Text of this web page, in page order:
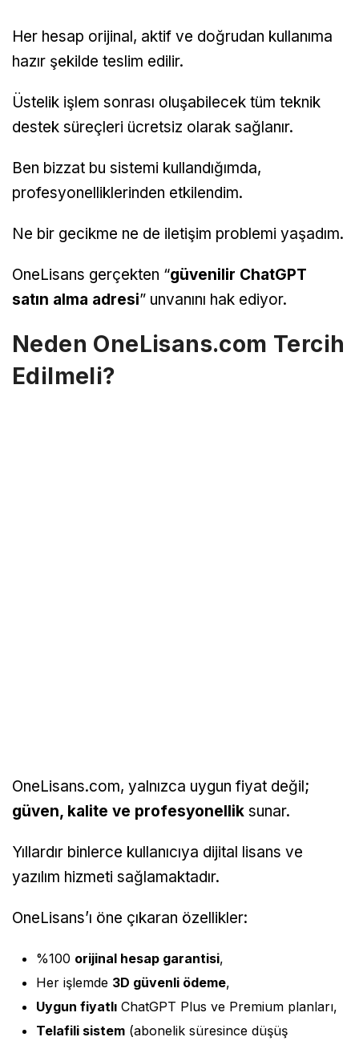
Her hesap orijinal, aktif ve doğrudan kullanıma
hazır şekilde teslim edilir.
Üstelik işlem sonrası oluşabilecek tüm teknik
destek süreçleri ücretsiz olarak sağlanır.
Ben bizzat bu sistemi kullandığımda,
profesyonelliklerinden etkilendim.
Ne bir gecikme ne de iletişim problemi yaşadım.
OneLisans gerçekten “güvenilir ChatGPT
satın alma adresi” unvanını hak ediyor.
Neden OneLisans.com Tercih
Edilmeli?
OneLisans.com, yalnızca uygun fiyat değil;
güven, kalite ve profesyonellik sunar.
Yıllardır binlerce kullanıcıya dijital lisans ve
yazılım hizmeti sağlamaktadır.
OneLisans’ı öne çıkaran özellikler:
%100 orijinal hesap garantisi,
Her işlemde 3D güvenli ödeme,
Uygun fiyatlı ChatGPT Plus ve Premium planları,
Telafili sistem (abonelik süresince düşüş